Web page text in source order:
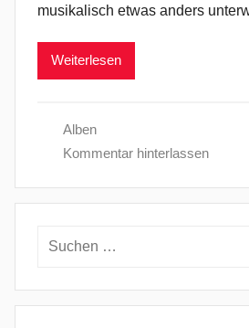
musikalisch etwas anders
Weiterlesen
Alben
Kommentar hinterlassen
Suchen